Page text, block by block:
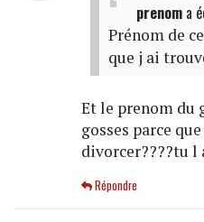
prenoma
Prénom de
que j ai
Et le prenom du
gosses parce
divorcer????tu l
Répondre